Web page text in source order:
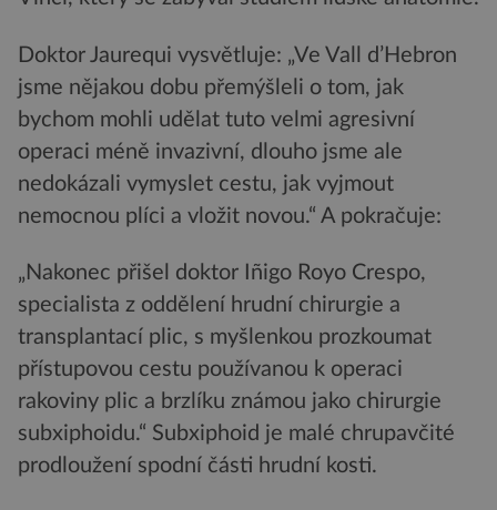
Doktor Jaurequi vysvětluje: „Ve Vall d’Hebron
jsme nějakou dobu přemýšleli o tom, jak
bychom mohli udělat tuto velmi agresivní
operaci méně invazivní, dlouho jsme ale
nedokázali vymyslet cestu, jak vyjmout
nemocnou plíci a vložit novou.“ A pokračuje:
„Nakonec přišel doktor Iñigo Royo Crespo,
specialista z oddělení hrudní chirurgie a
transplantací plic, s myšlenkou prozkoumat
přístupovou cestu používanou k operaci
rakoviny plic a brzlíku známou jako chirurgie
subxiphoidu.“ Subxiphoid je malé chrupavčité
prodloužení spodní části hrudní kosti.